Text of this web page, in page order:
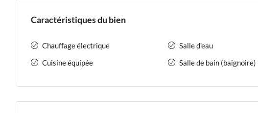
Caractéristiques du bien
Chauffage électrique
Cuisine équipée
Salle d'eau
Salle de bain (baignoire)